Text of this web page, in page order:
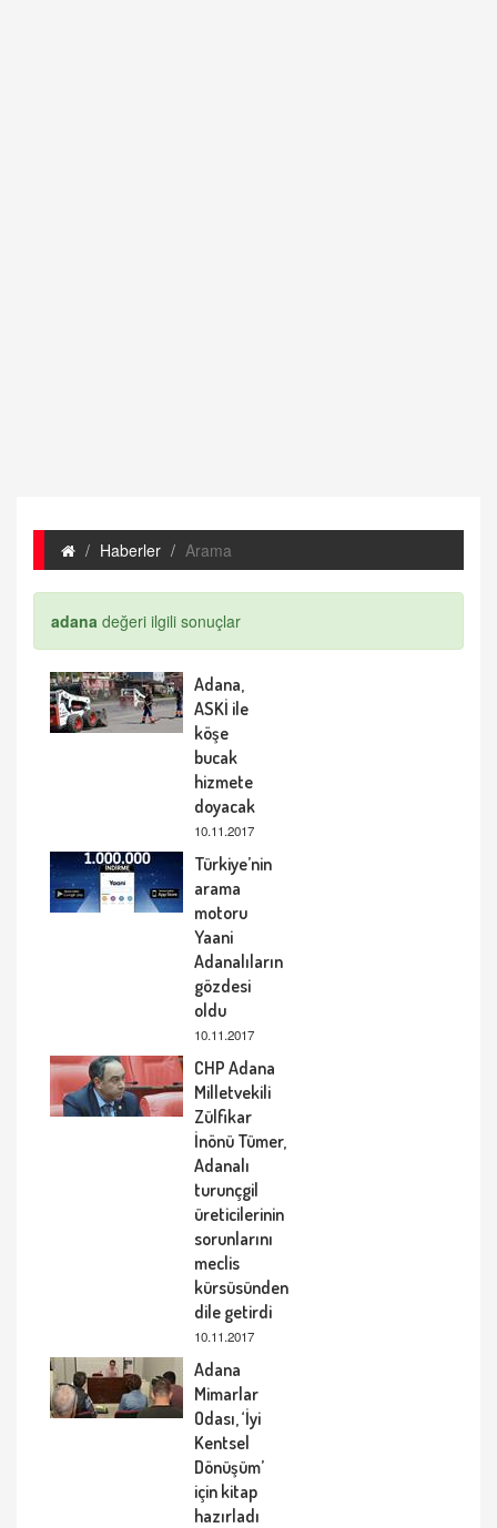
Haberler Arama
adana değeri ilgili sonuçlar
Adana,
ASKİ ile
köşe
bucak
hizmete
doyacak
10.11.2017
Türkiye’nin
arama
motoru
Yaani
Adanalıların
gözdesi
oldu
10.11.2017
CHP Adana
Milletvekili
Zülfikar
İnönü Tümer,
Adanalı
turunçgil
üreticilerinin
sorunlarını
meclis
kürsüsünden
dile getirdi
10.11.2017
Adana
Mimarlar
Odası, ‘İyi
Kentsel
Dönüşüm’
için kitap
hazırladı